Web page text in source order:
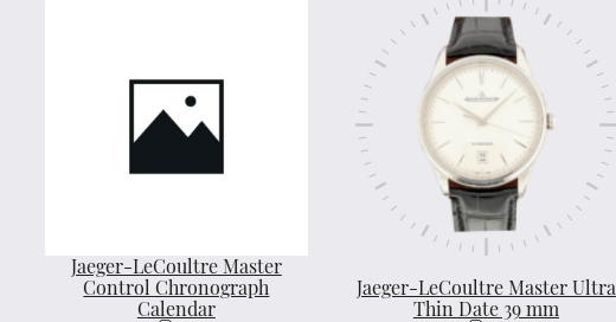
Jaeger-LeCoultre Master
Control Chronograph
Calendar
Jaeger-LeCoultre Master Ultra
Thin Date 39 mm